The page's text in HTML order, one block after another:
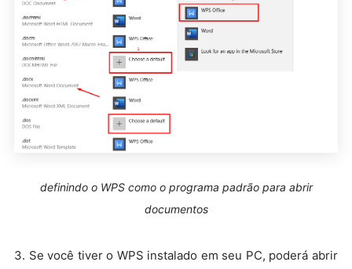
definindo o WPS como o programa padrão para abrir
documentos
3. Se você tiver o WPS instalado em seu PC, poderá abrir